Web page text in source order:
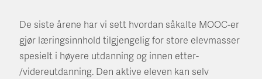
De siste årene har vi sett hvordan såkalte MOOC-er
gjør læringsinnhold tilgjengelig for store elevmasser
spesielt i høyere utdanning og innen etter-
/videreutdanning. Den aktive eleven kan selv